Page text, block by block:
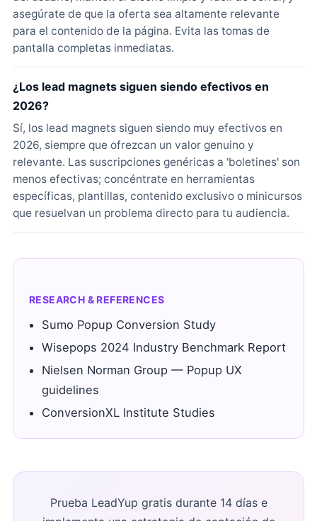
asegúrate de que la oferta sea altamente relevante
para el contenido de la página. Evita las tomas de
pantalla completas inmediatas.
¿Los lead magnets siguen siendo efectivos en
2026?
Sí, los lead magnets siguen siendo muy efectivos en
2026, siempre que ofrezcan un valor genuino y
relevante. Las suscripciones genéricas a 'boletines' son
menos efectivas; concéntrate en herramientas
específicas, plantillas, contenido exclusivo o minicursos
que resuelvan un problema directo para tu audiencia.
RESEARCH & REFERENCES
Sumo Popup Conversion Study
Wisepops 2024 Industry Benchmark Report
Nielsen Norman Group — Popup UX
guidelines
ConversionXL Institute Studies
Prueba LeadYup gratis durante 14 días e